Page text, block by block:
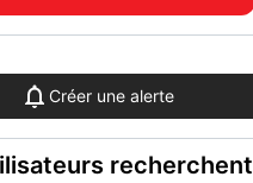
Créer une alerte
recherchent